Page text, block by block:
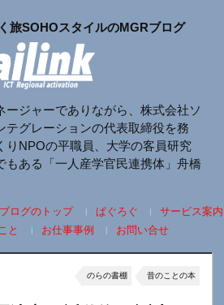
旅SOHOスタイルのMGRブログ
ージャーでありながら、株式会社ソ
テグレーションの代表取締役を務
りNPOの平職員、大学の客員研究
もある「一人産学官民連携体」舟橋
ログのトップ ぱぐろぐ
サービス案内
と
お仕事事例 お問い合せ
のらの書棚 昔のことの本